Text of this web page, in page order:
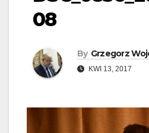
08
By Grzegorz
KWI 13, 2017